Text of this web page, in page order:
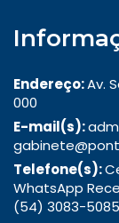
Endereço:Av.
000
E-mail(s):
Telefone(s):
WhatsApp
(54) 3083-